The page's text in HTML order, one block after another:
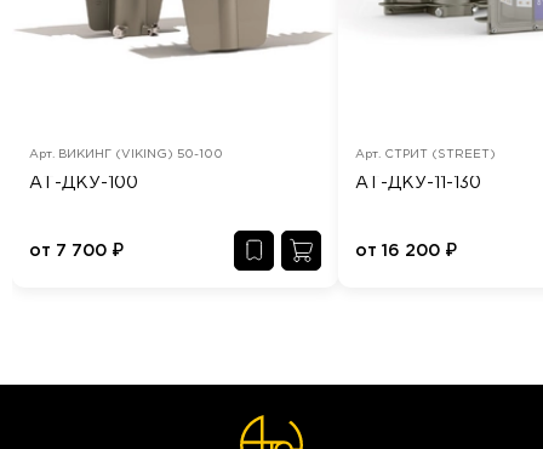
Арт. ВИКИНГ (VIKING) 50-100
АТ-ДКУ-100
от 7 700 ₽
Арт. СТРИТ (STREET)
АТ-ДКУ-11-130
от 16 200 ₽